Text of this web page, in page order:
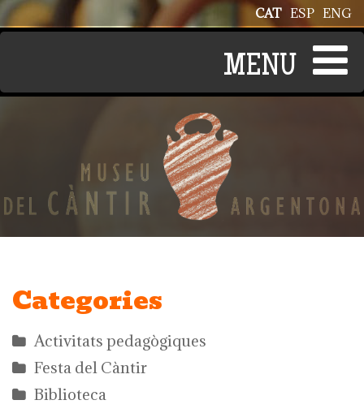
Vés al contingut ENG
ESP
CAT
Categories
Activitats pedagògiques
Festa del Càntir
Biblioteca